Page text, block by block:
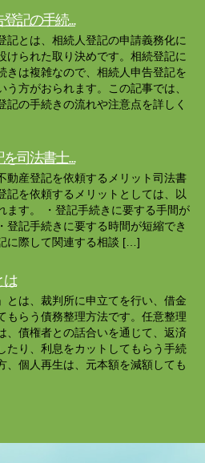
記の手続...
記とは、相続人登記の申請義務化に
けられた取り決めです。相続登記に
きは複雑なので、相続人申告登記を
う方がおられます。この記事では、
記の手続きの流れや注意点を詳しく
司法書士...
動産登記を依頼するメリット司法書
記を依頼するメリットとしては、以
ます。 ・登記手続きに要する手間が
登記手続きに要する時間が短縮でき
に際して関連する相談 […]
は
とは、裁判所に申立てを行い、借金
もらう債務整理方法です。任意整理
、債権者との話合いを通じて、返済
たり、利息をカットしてもらう手続
、個人再生は、元本額を減額しても